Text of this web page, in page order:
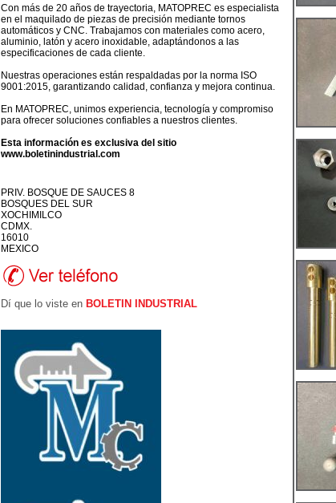
Con más de 20 años de trayectoria, MATOPREC es especialista
en el maquilado de piezas de precisión mediante tornos
automáticos y CNC. Trabajamos con materiales como acero,
aluminio, latón y acero inoxidable, adaptándonos a las
especificaciones de cada cliente.
Nuestras operaciones están respaldadas por la norma ISO
9001:2015, garantizando calidad, confianza y mejora continua.
En MATOPREC, unimos experiencia, tecnología y compromiso
para ofrecer soluciones confiables a nuestros clientes.
Esta información es exclusiva del sitio
www.boletinindustrial.com
PRIV. BOSQUE DE SAUCES 8
BOSQUES DEL SUR
XOCHIMILCO
CDMX.
16010
MEXICO
Dí que lo viste en BOLETIN INDUSTRIAL